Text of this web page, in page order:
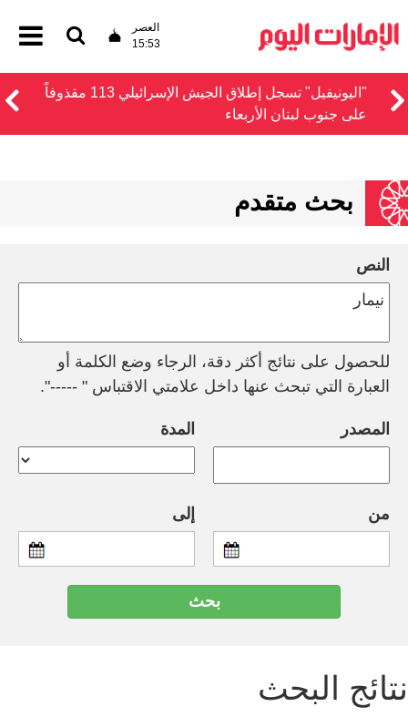
العصر
15:53
"اليونيفيل" تسجل إطلاق الجيش الإسرائيلي 113 مقذوفاً
على جنوب لبنان الأربعاء
بحث متقدم
النص
للحصول على نتائج أكثر دقة، الرجاء وضع الكلمة أو
العبارة التي تبحث عنها داخل علامتي الاقتباس " -----".
المصدر المدة
من إلى
نتائج البحث